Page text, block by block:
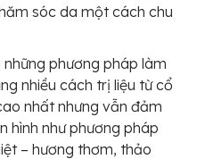
sóc da một cách chu
phương pháp làm
nhiều cách trị liệu từ cổ
nhất nhưng vẫn đảm
hình như phương pháp
– hương thơm, thảo